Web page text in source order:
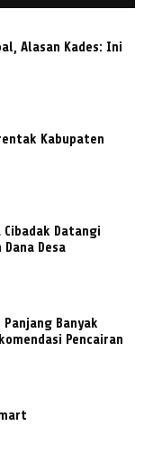
Alasan Kades: Ini
Kabupaten
Datangi
Desa
Banyak
Pencairan